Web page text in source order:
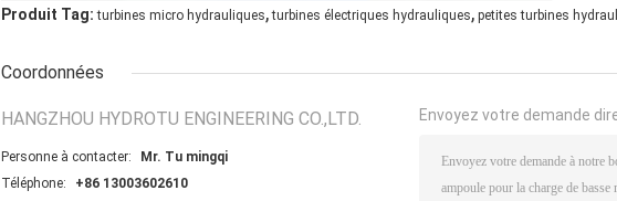
Produit Tag: turbines micro hydrauliques, turbines électriques hydrauliques, petites turbines
Coordonnées
HANGZHOU HYDROTU ENGINEERING CO.,LTD.
Personne à contacter:
Mr. Tu mingqi
Téléphone:
+86 13003602610
Envoyez votre demande